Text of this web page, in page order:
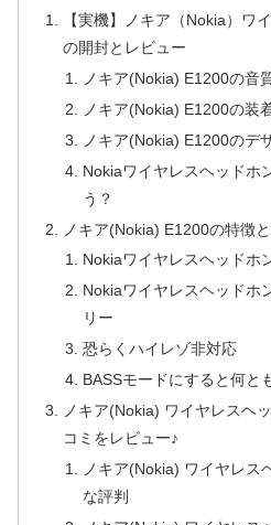
【実機】ノキア（Nokia）ワ
の開封とレビュー
ノキア(Nokia) E1200の音
ノキア(Nokia) E1200の装
ノキア(Nokia) E1200のデ
Nokiaワイヤレスヘッドホ
う？
ノキア(Nokia) E1200の特徴
Nokiaワイヤレスヘッドホ
Nokiaワイヤレスヘッドホ
リー
恐らくハイレゾ非対応
BASSモードにすると何と
ノキア(Nokia) ワイヤレスヘ
コミをレビュー♪
ノキア(Nokia) ワイヤレス
な評判